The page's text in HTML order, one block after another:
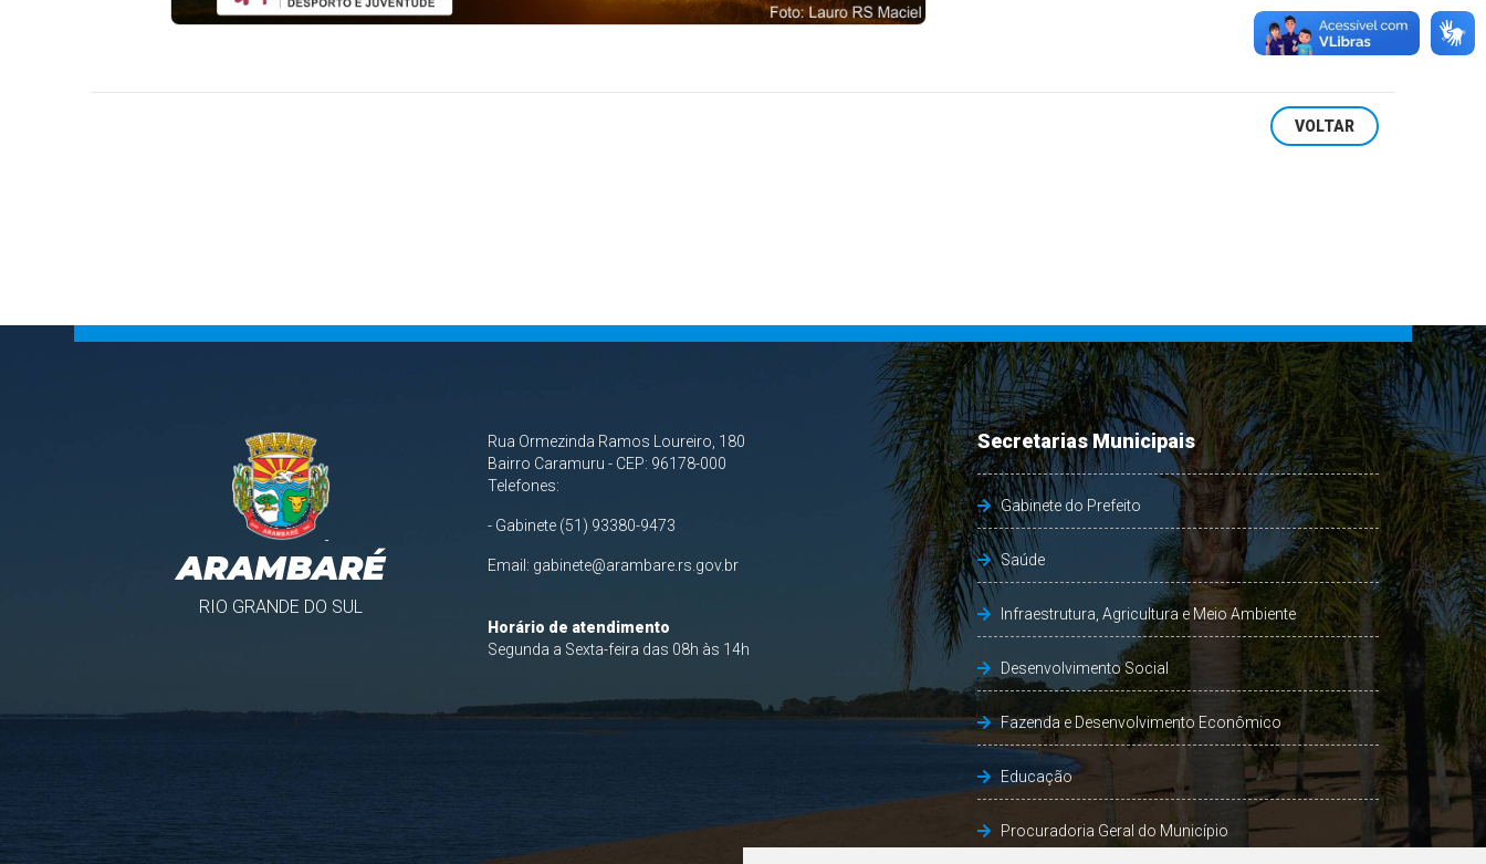
VOLTAR
ARAMBARÉ
RIO GRANDE DO SUL
Rua Ormezinda Ramos Loureiro, 180
Bairro Caramuru - CEP: 96178-000
Telefones:
- Gabinete (51) 93380-9473
Email: gabinete@arambare.rs.gov.br
Horário de atendimento
Segunda a Sexta-feira das 08h às 14h
Secretarias Municipais
Gabinete do Prefeito
Saúde
Infraestrutura, Agricultura e Meio Ambiente
Desenvolvimento Social
Fazenda e Desenvolvimento Econômico
Educação
Procuradoria Geral do Município